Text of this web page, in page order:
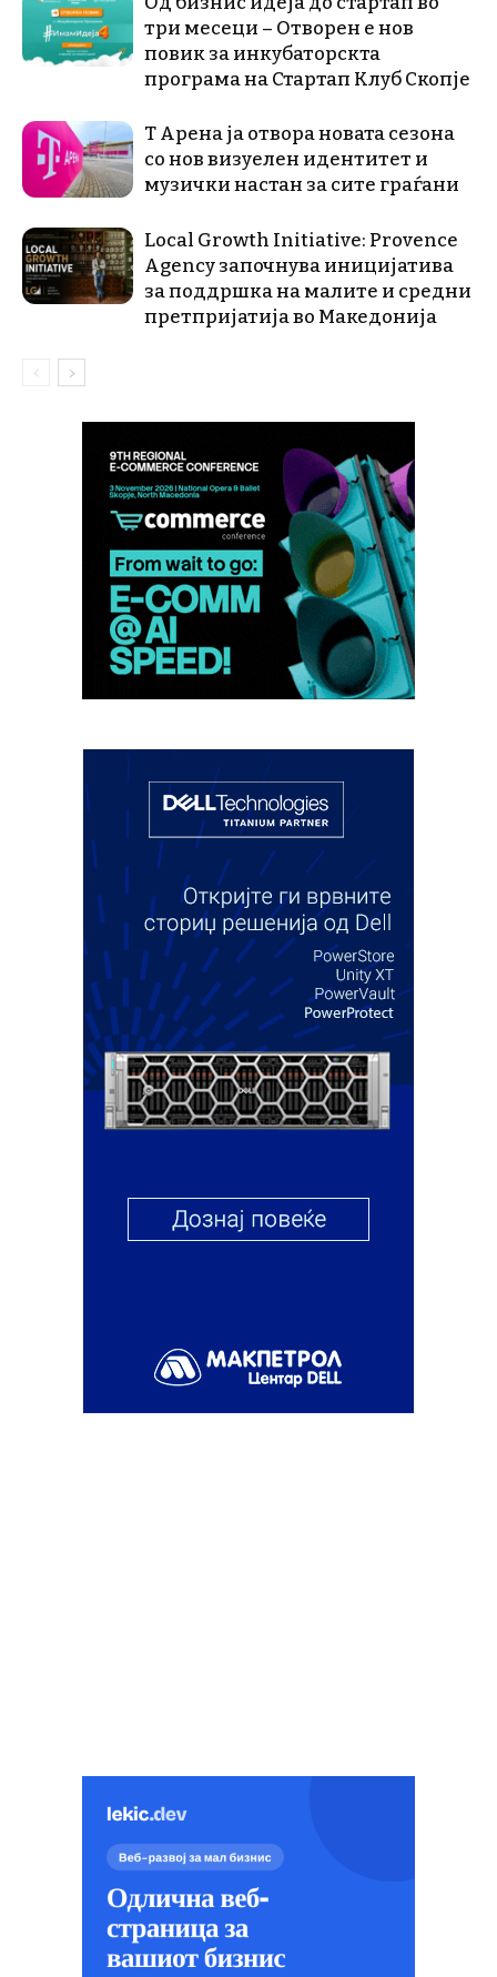
три месеци – Отворен е нов
повик за инкубаторскта
програма на Стартап Клуб Скопје
Т Арена ја отвора новата сезона
со нов визуелен идентитет и
музички настан за сите граѓани
Local Growth Initiative: Provence
Agency започнува иницијатива
за поддршка на малите и средни
претпријатија во Македонија